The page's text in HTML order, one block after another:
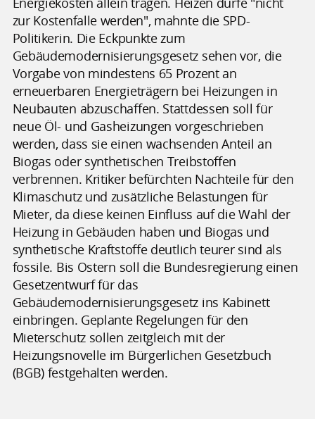
zur Kostenfalle werden", mahnte die SPD-
Politikerin. Die Eckpunkte zum
Gebäudemodernisierungsgesetz sehen vor, die
Vorgabe von mindestens 65 Prozent an
erneuerbaren Energieträgern bei Heizungen in
Neubauten abzuschaffen. Stattdessen soll für
neue Öl- und Gasheizungen vorgeschrieben
werden, dass sie einen wachsenden Anteil an
Biogas oder synthetischen Treibstoffen
verbrennen. Kritiker befürchten Nachteile für den
Klimaschutz und zusätzliche Belastungen für
Mieter, da diese keinen Einfluss auf die Wahl der
Heizung in Gebäuden haben und Biogas und
synthetische Kraftstoffe deutlich teurer sind als
fossile. Bis Ostern soll die Bundesregierung einen
Gesetzentwurf für das
Gebäudemodernisierungsgesetz ins Kabinett
einbringen. Geplante Regelungen für den
Mieterschutz sollen zeitgleich mit der
Heizungsnovelle im Bürgerlichen Gesetzbuch
(BGB) festgehalten werden.